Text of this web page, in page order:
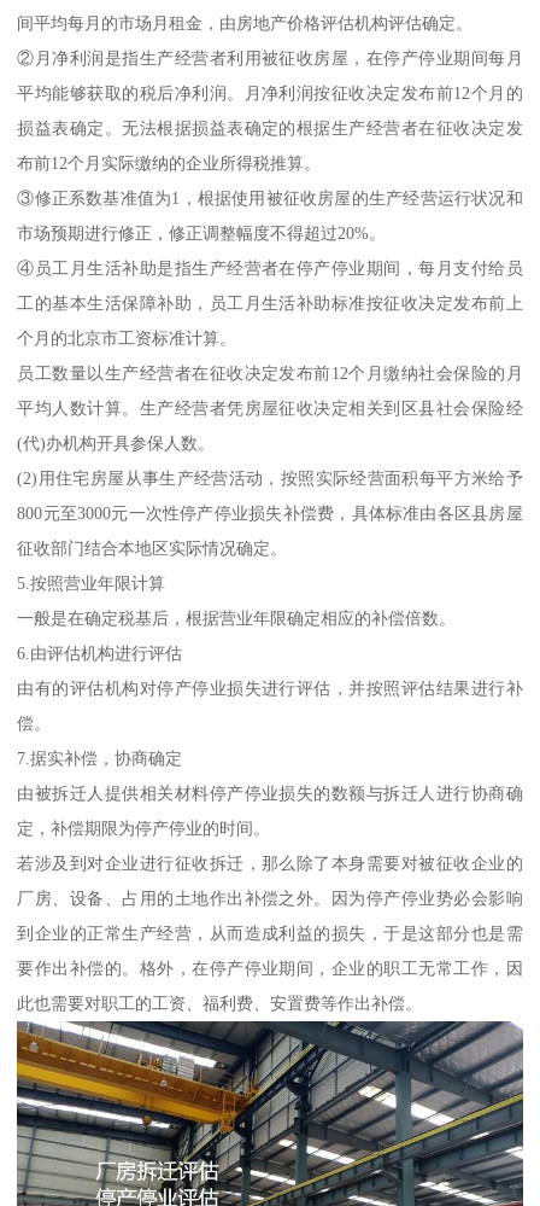
间平均每月的市场月租金，由房地产价格评估机构评估确定。
②月净利润是指生产经营者利用被征收房屋，在停产停业期间每月
平均能够获取的税后净利润。月净利润按征收决定发布前12个月的
损益表确定。无法根据损益表确定的根据生产经营者在征收决定发
布前12个月实际缴纳的企业所得税推算。
③修正系数基准值为1，根据使用被征收房屋的生产经营运行状况和
市场预期进行修正，修正调整幅度不得超过20%。
④员工月生活补助是指生产经营者在停产停业期间，每月支付给员
工的基本生活保障补助，员工月生活补助标准按征收决定发布前上
个月的北京市工资标准计算。
员工数量以生产经营者在征收决定发布前12个月缴纳社会保险的月
平均人数计算。生产经营者凭房屋征收决定相关到区县社会保险经
(代)办机构开具参保人数。
(2)用住宅房屋从事生产经营活动，按照实际经营面积每平方米给予
800元至3000元一次性停产停业损失补偿费，具体标准由各区县房屋
征收部门结合本地区实际情况确定。
5.按照营业年限计算
一般是在确定税基后，根据营业年限确定相应的补偿倍数。
6.由评估机构进行评估
由有的评估机构对停产停业损失进行评估，并按照评估结果进行补
偿。
7.据实补偿，协商确定
由被拆迁人提供相关材料停产停业损失的数额与拆迁人进行协商确
定，补偿期限为停产停业的时间。
若涉及到对企业进行征收拆迁，那么除了本身需要对被征收企业的
厂房、设备、占用的土地作出补偿之外。因为停产停业势必会影响
到企业的正常生产经营，从而造成利益的损失，于是这部分也是需
要作出补偿的。格外，在停产停业期间，企业的职工无常工作，因
此也需要对职工的工资、福利费、安置费等作出补偿。